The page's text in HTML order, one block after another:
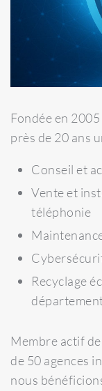
Fondée en
près de 20 ans
Conseil et
Vente et
téléphonie
Recyclage
Membre actif de
de 50 agences
nous